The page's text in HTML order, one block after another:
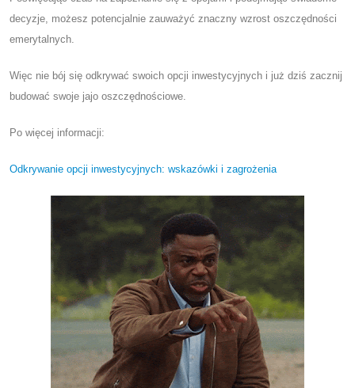
decyzje, możesz potencjalnie zauważyć znaczny wzrost oszczędności
emerytalnych.
Więc nie bój się odkrywać swoich opcji inwestycyjnych i już dziś zacznij
budować swoje jajo oszczędnościowe.
Po więcej informacji:
Odkrywanie opcji inwestycyjnych: wskazówki i zagrożenia